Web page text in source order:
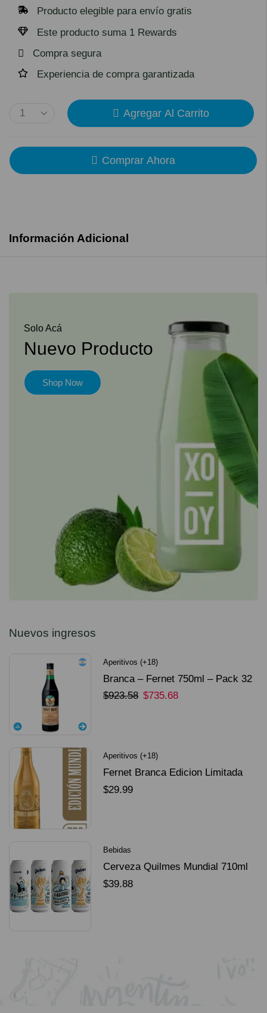
Producto elegible para envío gratis
Este producto suma 1 Rewards
Compra segura
Experiencia de compra garantizada
Agregar Al Carrito
Comprar Ahora
Información Adicional
Solo Acá
Nuevo Producto
Shop Now
Nuevos ingresos
Aperitivos (+18)
Branca – Fernet 750ml – Pack 32
Unidades
$923.58 $735.68
Aperitivos (+18)
Fernet Branca Edicion Limitada
Dorado Mundial
$29.99
Bebidas
Cerveza Quilmes Mundial 710ml
packX4
$39.88